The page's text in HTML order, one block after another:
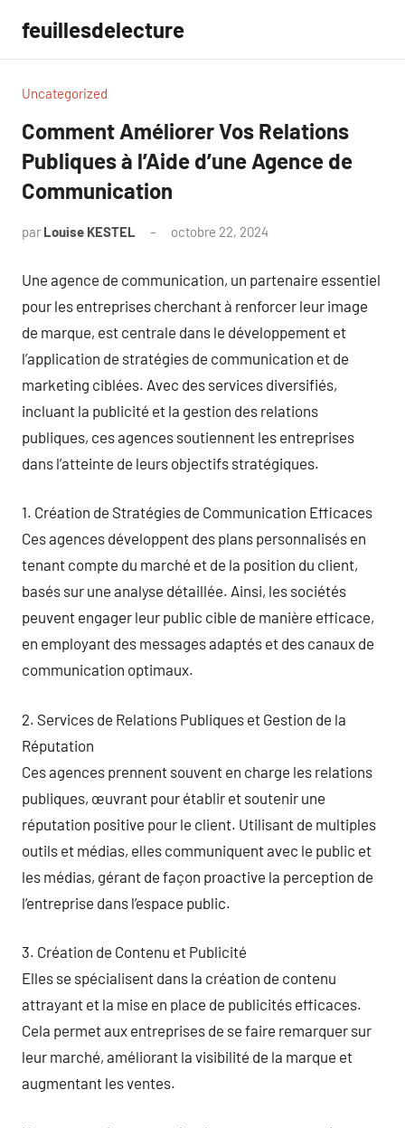
contenu
feuillesdelecture
Uncategorized
Comment Améliorer Vos Relations
Publiques à l’Aide d’une Agence de
Communication
par Louise KESTEL octobre 22, 2024
Une agence de communication, un partenaire essentiel
pour les entreprises cherchant à renforcer leur image
de marque, est centrale dans le développement et
l’application de stratégies de communication et de
marketing ciblées. Avec des services diversifiés,
incluant la publicité et la gestion des relations
publiques, ces agences soutiennent les entreprises
dans l’atteinte de leurs objectifs stratégiques.
1. Création de Stratégies de Communication Efficaces
Ces agences développent des plans personnalisés en
tenant compte du marché et de la position du client,
basés sur une analyse détaillée. Ainsi, les sociétés
peuvent engager leur public cible de manière efficace,
en employant des messages adaptés et des canaux de
communication optimaux.
2. Services de Relations Publiques et Gestion de la
Réputation
Ces agences prennent souvent en charge les relations
publiques, œuvrant pour établir et soutenir une
réputation positive pour le client. Utilisant de multiples
outils et médias, elles communiquent avec le public et
les médias, gérant de façon proactive la perception de
l’entreprise dans l’espace public.
3. Création de Contenu et Publicité
Elles se spécialisent dans la création de contenu
attrayant et la mise en place de publicités efficaces.
Cela permet aux entreprises de se faire remarquer sur
leur marché, améliorant la visibilité de la marque et
augmentant les ventes.